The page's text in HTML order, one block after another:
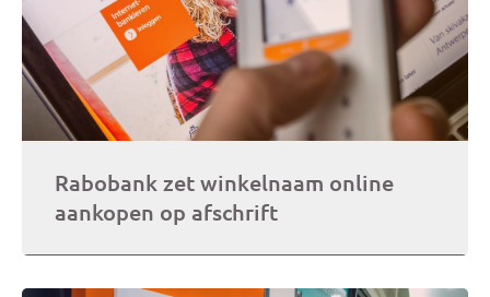
Rabobank zet winkelnaam online
aankopen op afschrift